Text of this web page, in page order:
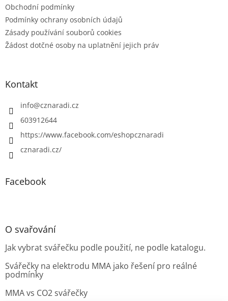
Obchodní podmínky
Podmínky ochrany osobních údajů
Zásady používání souborů cookies
Žádost dotčné osoby na uplatnění jejich práv
Kontakt
info@cznaradi.cz
603912644
https://www.facebook.com/eshopcznaradi
cznaradi.cz/
Facebook
O svařování
Jak vybrat svářečku podle použití, ne podle katalogu.
Svářečky na elektrodu MMA jako řešení pro reálné
podmínky
MMA vs CO2 svářečky